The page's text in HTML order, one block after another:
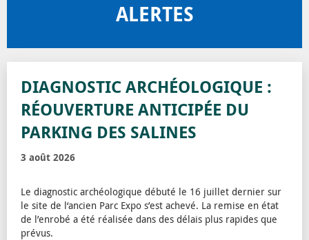
ALERTES
DIAGNOSTIC ARCHÉOLOGIQUE :
RÉOUVERTURE ANTICIPÉE DU
PARKING DES SALINES
3 août 2026
Le diagnostic archéologique débuté le 16 juillet dernier sur
le site de l‘ancien Parc Expo s’est achevé. La remise en état
de l’enrobé a été réalisée dans des délais plus rapides que
prévus.